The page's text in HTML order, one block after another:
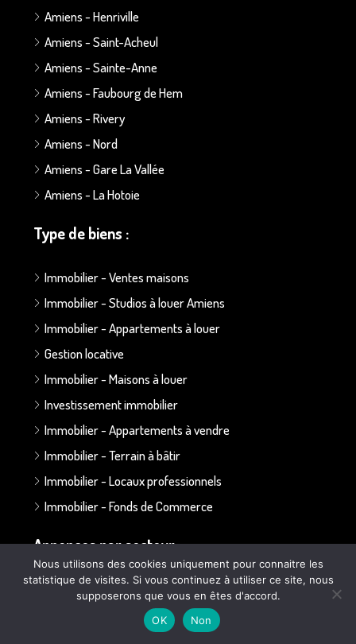
Amiens - Henriville
Amiens - Saint-Acheul
Amiens - Sainte-Anne
Amiens - Faubourg de Hem
Amiens - Rivery
Amiens - Nord
Amiens - Gare La Vallée
Amiens - La Hotoie
Type de biens :
Immobilier - Ventes maisons
Immobilier - Studios à louer Amiens
Immobilier - Appartements à louer
Gestion locative
Immobilier - Maisons à louer
Investissement immobilier
Immobilier - Appartements à vendre
Immobilier - Terrain à bâtir
Immobilier - Locaux professionnels
Immobilier - Fonds de Commerce
Annonces par secteur :
Secteur Bapaume - Albert
Nous utilisons des cookies uniquement pour connaitre les
statistique de visites. Si vous continuez à utiliser ce site, nous
supposerons que vous en êtes d'accord.
OK
Non